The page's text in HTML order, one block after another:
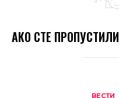
АКО СТЕ ПРОПУСТИЛИ
ВЕСТИ